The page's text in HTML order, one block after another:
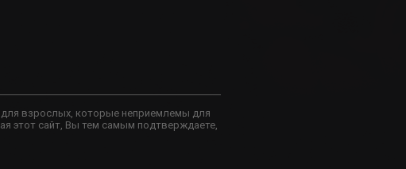
взрослых, которые неприемлемы для
этот сайт, Вы тем самым подтверждаете,